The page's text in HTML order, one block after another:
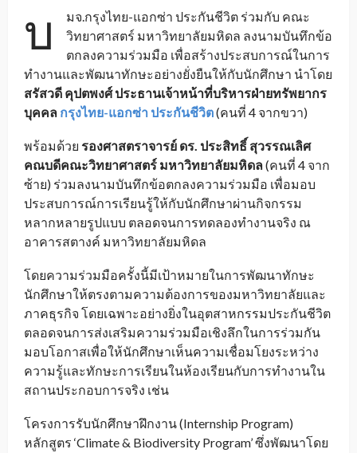
บ
มจ.กรุงไทย-แอกซ่า ประกันชีวิต ร่วมกับ คณะ
วิทยาศาสตร์ มหาวิทยาลัยมหิดล ลงนามบันทึกข้อ
ตกลงความร่วมมือ เพื่อสร้างประสบการณ์ในการ
ทำงานและพัฒนาทักษะอย่างยั่งยืนให้กับนักศึกษา นำโดย
สรัสวดี คุปตพงศ์ ประธานเจ้าหน้าที่บริหารฝ่ายทรัพยากร
บุคคล กรุงไทย-แอกซ่า ประกันชีวิต(คนที่ 4 จากขวา)
พร้อมด้วย รองศาสตราจารย์ ดร. ประสิทธิ์ สุวรรณเลิศ
คณบดีคณะวิทยาศาสตร์ มหาวิทยาลัยมหิดล(คนที่ 4 จาก
ซ้าย) ร่วมลงนามบันทึกข้อตกลงความร่วมมือ เพื่อมอบ
ประสบการณ์การเรียนรู้ให้กับนักศึกษาผ่านกิจกรรม
หลากหลายรูปแบบ ตลอดจนการทดลองทำงานจริง ณ
อาคารสตางค์ มหาวิทยาลัยมหิดล
โดยความร่วมมือครั้งนี้มีเป้าหมายในการพัฒนาทักษะ
นักศึกษาให้ตรงตามความต้องการของมหาวิทยาลัยและ
ภาคธุรกิจ โดยเฉพาะอย่างยิ่งในอุตสาหกรรมประกันชีวิต
ตลอดจนการส่งเสริมความร่วมมือเชิงลึกในการร่วมกัน
มอบโอกาสเพื่อให้นักศึกษาเห็นความเชื่อมโยงระหว่าง
ความรู้และทักษะการเรียนในห้องเรียนกับการทำงานใน
สถานประกอบการจริง เช่น
โครงการรับนักศึกษาฝึกงาน (Internship Program)
หลักสูตร ‘Climate & Biodiversity Program’ ซึ่งพัฒนาโดย